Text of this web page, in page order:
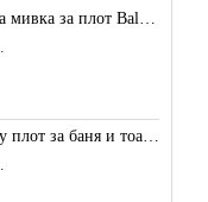
Кафява мивка върху плот за баня и тоалетна Decente, цвят - карамел